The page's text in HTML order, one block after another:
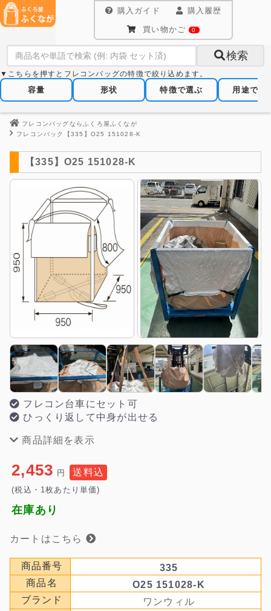
購入ガイド 購入履歴
買い物かご 0
検索
▼こちらを押すとフレコンバッグの特徴で絞り込めます。
容量 形状 特徴で選ぶ 用途で選
フレコンバッグならふくろ屋ふくなが
フレコンバック【335】O25 151028-K
【335】O25 151028-K
フレコン台車にセット可
ひっくり返して中身が出せる
商品詳細を表示
2,453 円 送料込
(税込・1枚あたり単価)
在庫あり
カートはこちら
商品番号
335
商品名
O25 151028-K
ブランド
ワンウィル